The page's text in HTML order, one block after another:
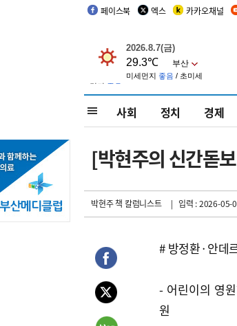
페이스북 엑스 카카오채널
사회 정치 경제
[박현주의 신간돋
박현주 책 칼럼니스트 | 입력 : 2026-05-
# 방정환·안데
- 어린이의 영
원